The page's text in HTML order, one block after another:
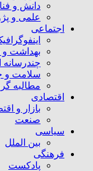
دانش و
علمی و
اجتماعی
بهداشت
چندرسانه
سلامت و
مطالبه
اقتصادی
بازار و
صنعت
سیاسی
بین الملل
فرهنگی
پادکست